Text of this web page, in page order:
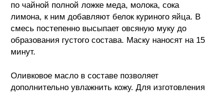
по чайной полной ложке меда, молока, сока
лимона, к ним добавляют белок куриного яйца. В
смесь постепенно высыпает овсяную муку до
образования густого состава. Маску наносят на 15
минут.
Оливковое масло в составе позволяет
дополнительно увлажнить кожу. Для изготовления